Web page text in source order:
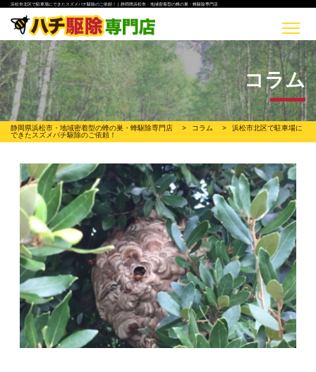
浜松市北区で駐車場にできたスズメバチ駆除のご依頼！ | 静岡県浜松市・地域密着型の蜂の巣・蜂駆除専門店
コラム
静岡県浜松市・地域密着型の蜂の巣・蜂駆除専門店 > コラム >
浜松市北区で駐車場に
できたスズメバチ駆除のご依頼！